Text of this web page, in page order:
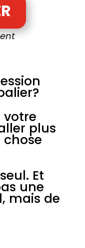
votre
plus
Et
une
mais de